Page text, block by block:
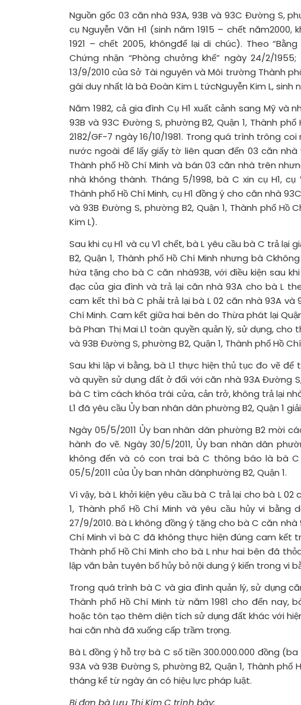
Nguồn gốc 03 căn nhà 93A, 93B và 93C Đường S,
cụ Nguyễn Văn H1 (sinh năm 1915 – chết năm2000,
1921 – chết 2005, khôngđể lại di chúc). Theo
Chứng nhận “Phòng chưởng khế” ngày 24/2/
13/9/2010 của Sở Tài nguyên và Môi trường Thành
gái duy nhất là bà Đoàn Kim L tứcNguyễn Kim L, sinh
Năm 1982, cả gia đình Cụ H1 xuất cảnh sang Mỹ và
93B và 93C Đường S, phường B2, Quận 1, Thành
2182/GF-7 ngày 16/10/1981. Trong quá trình trông
nước ngoài để lấy giấy tờ liên quan đến 03 căn nhà
Thành phố Hồ Chí Minh và bán 03 căn nhà trên
nhà không thành. Tháng 5/1998, bà C xin cụ H1,
Thành phố Hồ Chí Minh, cụ H1 đồng ý cho căn nhà
và 93B Đường S, phường B2, Quận 1, Thành phố Hồ
Kim L).
Sau khi cụ H1 và cụ V1 chết, bà L yêu cầu bà C trả
B2, Quận 1, Thành phố Hồ Chí Minh nhưng bà
hứa tặng cho bà C căn nhà93B, với điều kiện sau
đạc của gia đình và trả lại căn nhà 93A cho bà L
cam kết thì bà C phải trả lại bà L 02 căn nhà 93A và
Chí Minh. Cam kết giữa hai bên do Thừa phát lại
bà Phan Thị Mai L1 toàn quyền quản lý, sử dụng,
và 93B Đường S, phường B2, Quận 1, Thành phố Hồ
Sau khi lập vi bằng, bà L1 thực hiện thủ tục đo vẽ
và quyền sử dụng đất ở đối với căn nhà 93A Đường
bà C tìm cách khóa trái cửa, cản trở, không trả lại
L1 đã yêu cầu Ủy ban nhân dân phường B2, Quận 1
Ngày 05/5/2011 Ủy ban nhân dân phường B2 mời
hành đo vẽ. Ngày 30/5/2011, Ủy ban nhân dân
không đến và có con trai bà C thông báo là bà
05/5/2011 của Ủy ban nhân dânphường B2, Quận 1.
Vì vậy, bà L khởi kiện yêu cầu bà C trả lại cho bà L
1, Thành phố Hồ Chí Minh và yêu cầu hủy vi
27/9/2010. Bà L không đồng ý tặng cho bà C căn nhà
Chí Minh vì bà C đã không thực hiện đúng cam kết
Thành phố Hồ Chí Minh cho bà L như hai bên đã
lập văn bản tuyên bố hủy bỏ nội dung ý kiến trong vi
Trong quá trình bà C và gia đình quản lý, sử dụng
Thành phố Hồ Chí Minh từ năm 1981 cho đến
hoặc tôn tạo thêm diện tích sử dụng đất khác với
hai căn nhà đã xuống cấp trầm trọng.
Bà L đồng ý hỗ trợ bà C số tiền 300.000.000 đồng
93A và 93B Đường S, phường B2, Quận 1, Thành
tháng kể từ ngày án có hiệu lực pháp luật.
Bị đơn bà Lưu Thị Kim C trình bày: